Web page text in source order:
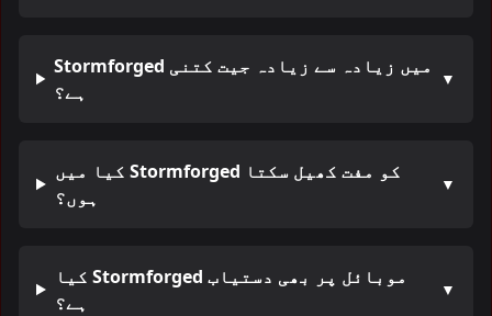
Stormforged میں زیادہ سے زیادہ جیت کتنی
ہے؟
▼
کیا میں Stormforged کو مفت کھیل سکتا
ہوں؟
▼
کیا Stormforged موبائل پر بھی دستیاب
ہے؟
▼